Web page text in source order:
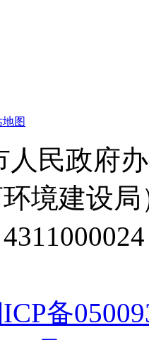
地图
人民政府
环境建设局
备